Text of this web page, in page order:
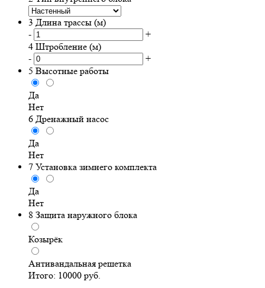
3 Длина трассы (м)
-
+
4 Штробление (м)
-
+
5 Высотные работы
Да
Нет
6 Дренажный насос
Да
Нет
7 Установка зимнего комплекта
Да
Нет
8 Защита наружного блока
Козырёк
Антивандальная решетка
Итого: 10000 руб.